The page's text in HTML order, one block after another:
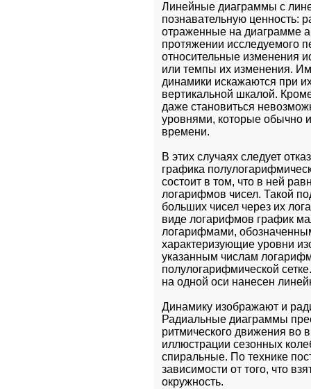
Линейные диаграммы с
познавательную ценность:
отраженные на диаграмме
протяжении исследуемого
относительные изменения
или темпы их изменения.
динамики искажаются при
вертикальной шкалой.
даже становиться
уровнями, которые обычно
времени.
В этих случаях следует
графика
состоит в том, что в ней
логарифмов чисел. Такой
больших чисел через их
виде логарифмов график
логарифмами,
характеризующие уровни
указанным числам
полулогарифмической
на одной оси нанесен
Динамику изображают и
Радиальные диаграммы
ритмического движения во
иллюстрации сезонных
спиральные. По технике
зависимости от того, что
окружность.